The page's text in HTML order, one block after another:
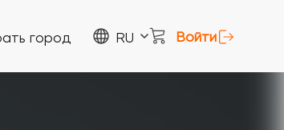
город RU Войти